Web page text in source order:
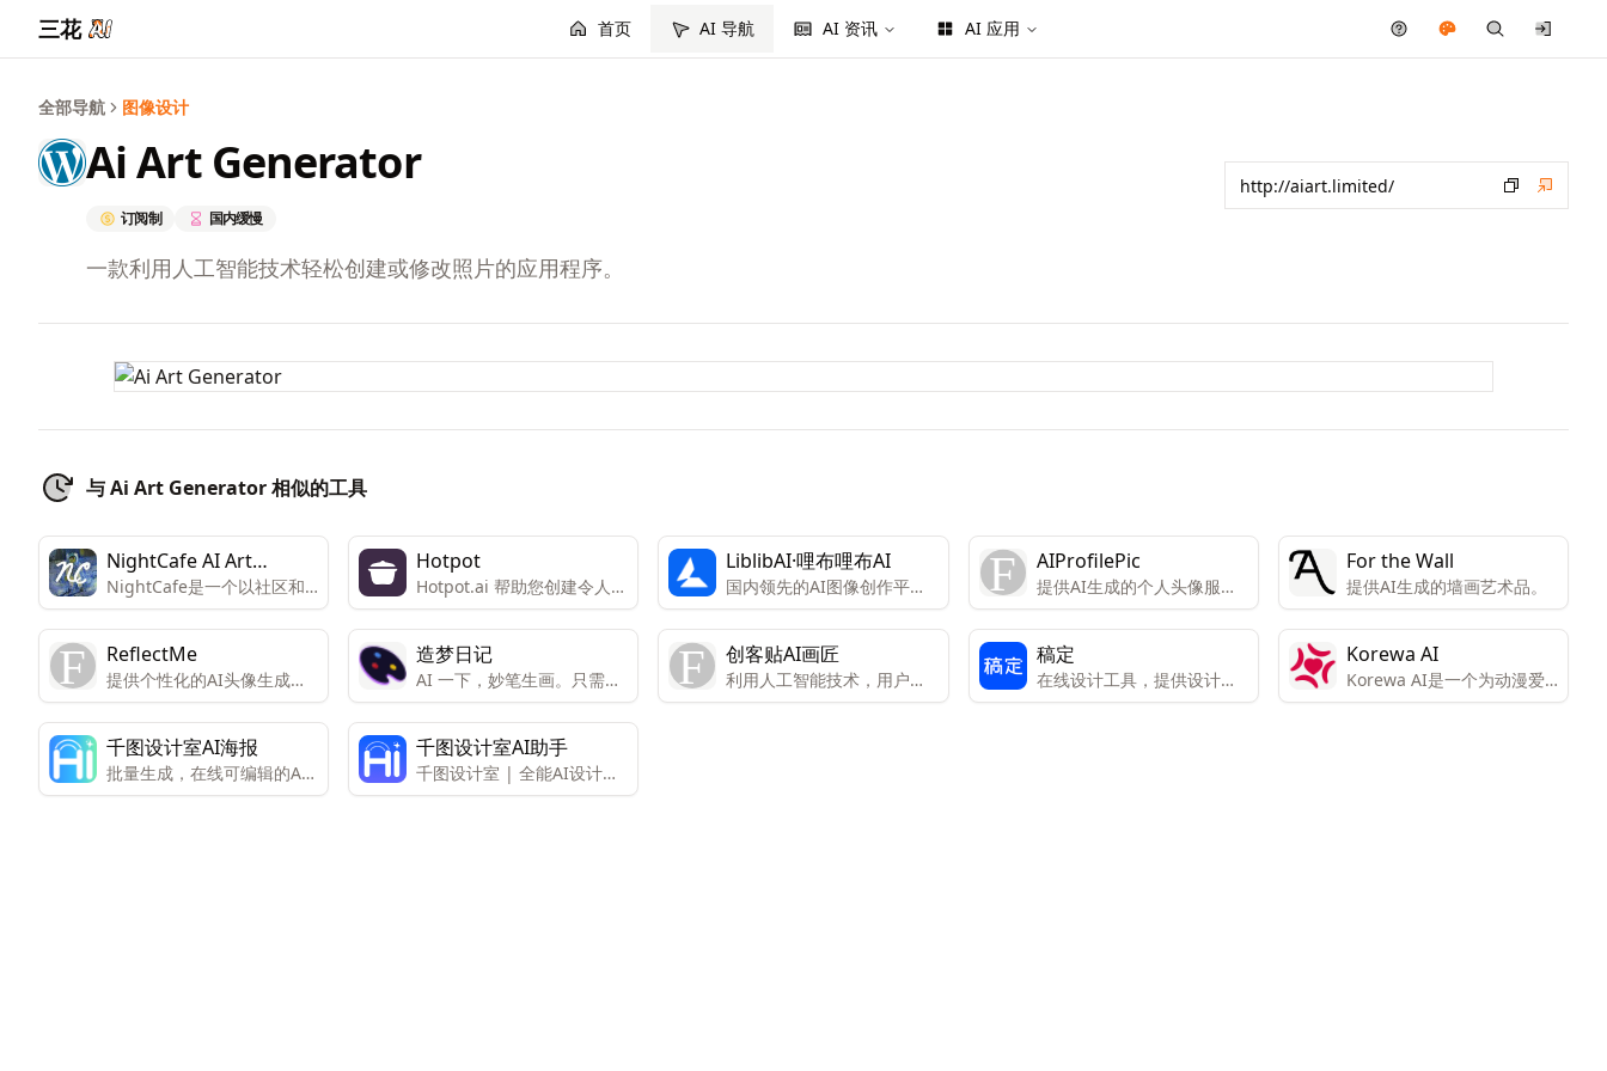
三花 首页 AI 导航 AI 资讯 AI 应用
全部导航 图像设计
Ai Art Generator
订阅制 国内缓慢
一款利用人工智能技术轻松创建或修改照片的应用程序。
与 Ai Art Generator 相似的工具
NightCafe AI Art
Generator
NightCafe是一个以社区和
乐趣为重点的AI艺术生成
器，鼓励用户分享图像和提
示，参与AI艺术挑战，与其
他AI艺术爱好者交流。
Hotpot
Hotpot.ai 帮助您创建令人惊
叹的图形、图片和文本。 AI
Art Generator 等 AI 工具可
以激发创造力并自动完成繁
琐的工作，而易于编辑的模
板使任何人都可以创建设备
模型、社交媒体帖子、营销
图片、应用程序图标和其他
工作图形。
LiblibAI·哩布哩布AI
国内领先的AI图像创作平台
和模型分享社区
AIProfilePic
提供AI生成的个人头像服
务。
For the Wall
提供AI生成的墙画艺术品。
ReflectMe
提供个性化的AI头像生成服
务。
造梦日记
AI 一下，妙笔生画。只需一
句话，让你的文字变成画作
创客贴AI画匠
利用人工智能技术，用户可
以轻松创作艺术作品。
稿定
在线设计工具，提供设计模
板和版权素材。特色：智能
Korewa AI
Korewa AI是一个为动漫爱
好者设计的AI聊天平台，可
千图设计室AI海报
批量生成，在线可编辑的AI
海报工具
千图设计室AI助手
千图设计室 | 全能AI设计助
手